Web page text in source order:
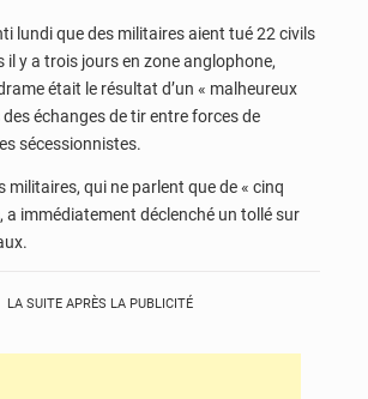
lundi que des militaires aient tué 22 civils
y a trois jours en zone anglophone,
était le résultat d’un « malheureux
échanges de tir entre forces de
sécessionnistes.
militaires, qui ne parlent que de « cinq
a immédiatement déclenché un tollé sur
LA SUITE APRÈS LA PUBLICITÉ